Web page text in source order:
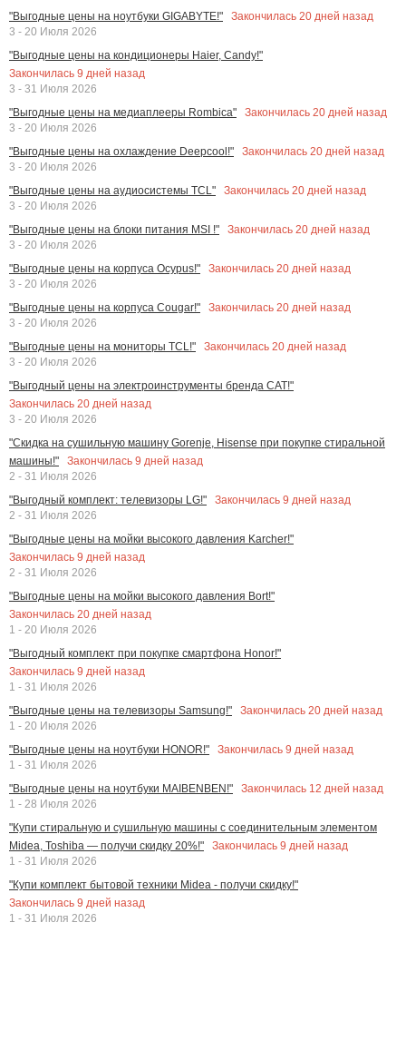
"Выгодные цены на ноутбуки GIGABYTE!"
Закончилась 20 дней назад
3 - 20 Июля 2026
"Выгодные цены на кондиционеры Haier, Candy!"
Закончилась 9 дней назад
3 - 31 Июля 2026
"Выгодные цены на медиаплееры Rombica"
Закончилась 20 дней назад
3 - 20 Июля 2026
"Выгодные цены на охлаждение Deepcool!"
Закончилась 20 дней назад
3 - 20 Июля 2026
"Выгодные цены на аудиосистемы TCL"
Закончилась 20 дней назад
3 - 20 Июля 2026
"Выгодные цены на блоки питания MSI !"
Закончилась 20 дней назад
3 - 20 Июля 2026
"Выгодные цены на корпуса Ocypus!"
Закончилась 20 дней назад
3 - 20 Июля 2026
"Выгодные цены на корпуса Cougar!"
Закончилась 20 дней назад
3 - 20 Июля 2026
"Выгодные цены на мониторы TCL!"
Закончилась 20 дней назад
3 - 20 Июля 2026
"Выгодный цены на электроинструменты бренда CAT!"
Закончилась 20 дней назад
3 - 20 Июля 2026
"Скидка на сушильную машину Gorenje, Hisense при покупке стиральной
машины!"
Закончилась 9 дней назад
2 - 31 Июля 2026
"Выгодный комплект: телевизоры LG!"
Закончилась 9 дней назад
2 - 31 Июля 2026
"Выгодные цены на мойки высокого давления Karcher!"
Закончилась 9 дней назад
2 - 31 Июля 2026
"Выгодные цены на мойки высокого давления Bort!"
Закончилась 20 дней назад
1 - 20 Июля 2026
"Выгодный комплект при покупке смартфона Honor!"
Закончилась 9 дней назад
1 - 31 Июля 2026
"Выгодные цены на телевизоры Samsung!"
Закончилась 20 дней назад
1 - 20 Июля 2026
"Выгодные цены на ноутбуки HONOR!"
Закончилась 9 дней назад
1 - 31 Июля 2026
"Выгодные цены на ноутбуки MAIBENBEN!"
Закончилась 12 дней назад
1 - 28 Июля 2026
"Купи стиральную и сушильную машины с соединительным элементом
Midea, Toshiba — получи скидку 20%!"
Закончилась 9 дней назад
1 - 31 Июля 2026
"Купи комплект бытовой техники Midea - получи скидку!"
Закончилась 9 дней назад
1 - 31 Июля 2026